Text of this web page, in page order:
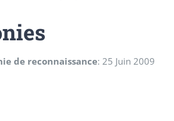
de reconnaissance: 25 Juin 2009